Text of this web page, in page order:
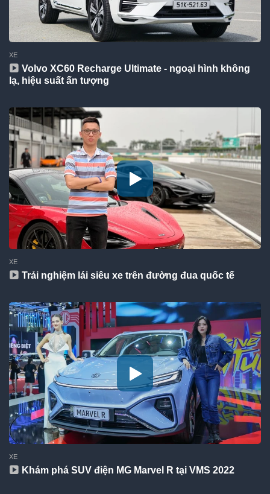
XE
Volvo XC60 Recharge Ultimate - ngoại hình không
lạ, hiệu suất ấn tượng
XE
Trải nghiệm lái siêu xe trên đường đua quốc tế
XE
Khám phá SUV điện MG Marvel R tại VMS 2022